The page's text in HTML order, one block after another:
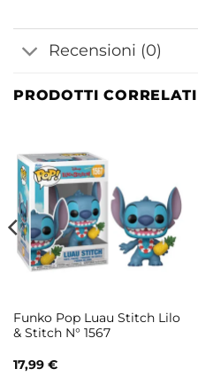
Recensioni (0)
PRODOTTI CORRELATI
Funko Pop Luau Stitch Lilo
& Stitch N° 1567
17,99 €